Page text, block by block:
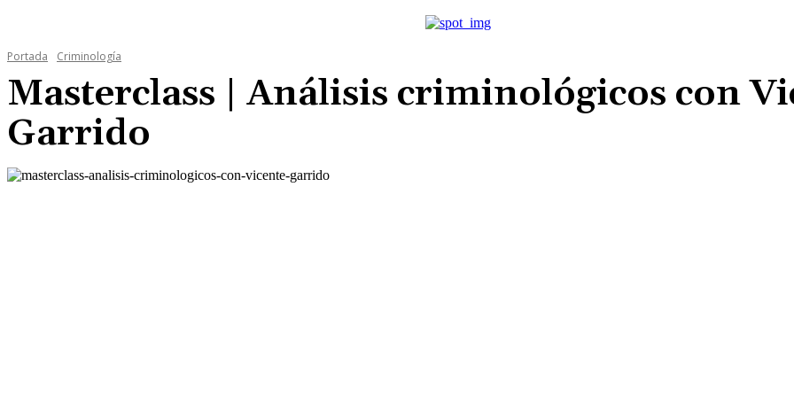
Portada Criminología
Masterclass | Análisis criminológicos con
Garrido